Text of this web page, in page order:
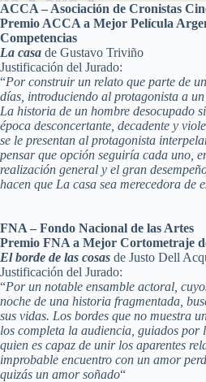
ACCA – Asociación de Cronistas
Premio ACCA a Mejor Película
Competencias
La casa de Gustavo Triviño
Justificación del Jurado:
“Por construir un relato que parte de
días, introduciendo al protagonista a
La historia de un hombre desocupado
época desconcertante, decadente y
se le presentan al protagonista
pensar que opción seguiría cada uno,
realización general y el gran
hacen que La casa sea merecedora de
FNA – Fondo Nacional de las Artes
Premio FNA a Mejor Cortometraje
El borde de las cosas de Justo Dell
Justificación del Jurado:
“Por un notable ensamble actoral,
noche de una historia fragmentada,
sus vidas. Los bordes que no muestra
los completa la audiencia, guiados por
quien es capaz de unir los aparentes
improbable encuentro con un amor
quizás un amor soñado“